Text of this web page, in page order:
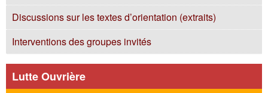
Discussions sur les textes d’orientation (extraits)
Interventions des groupes invités
Lutte Ouvrière